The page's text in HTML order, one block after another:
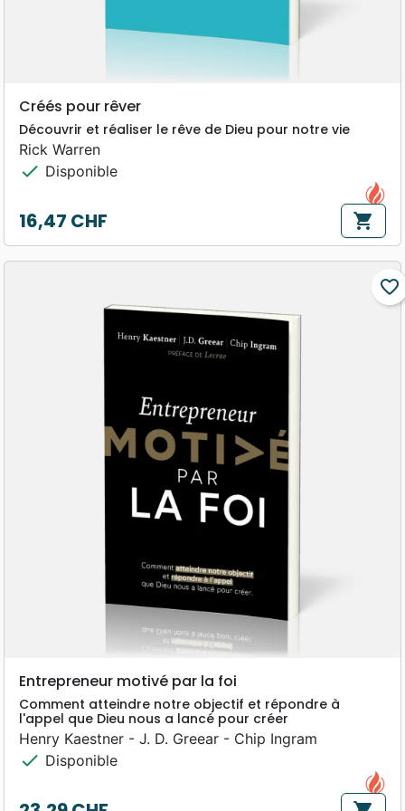
Créés pour rêver
Découvrir et réaliser le rêve de Dieu pour notre vie
Rick Warren
check Disponible
Prix
16,47 CHF shopping_cart
favorite_border
Entrepreneur motivé par la foi
Comment atteindre notre objectif et répondre à
l'appel que Dieu nous a lancé pour créer
Henry Kaestner - J. D. Greear - Chip Ingram
check Disponible